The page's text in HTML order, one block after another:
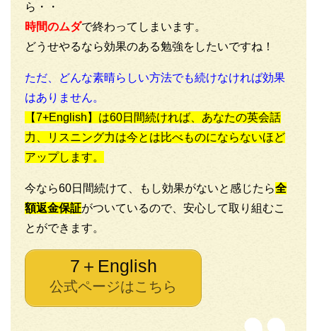
ら・・
時間のムダで終わってしまいます。
どうせやるなら効果のある勉強をしたいですね！
ただ、どんな素晴らしい方法でも続けなければ効果
はありません。
【7+English】は60日間続ければ、あなたの英会話
力、リスニング力は今とは比べものにならないほど
アップします。
今なら60日間続けて、もし効果がないと感じたら全
額返金保証がついているので、安心して取り組むこ
とができます。
7＋English
公式ページはこちら